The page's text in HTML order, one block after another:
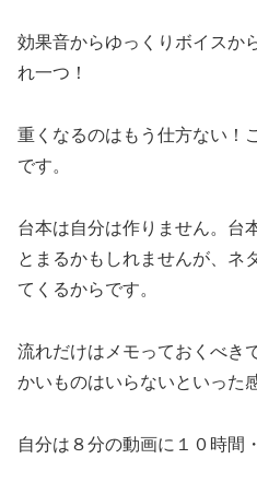
効果音からゆっくりボイスか
れ一つ！
重くなるのはもう仕方ない！
です。
台本は自分は作りません。台
とまるかもしれませんが、ネ
てくるからです。
流れだけはメモっておくべき
かいものはいらないといった
自分は８分の動画に１０時間